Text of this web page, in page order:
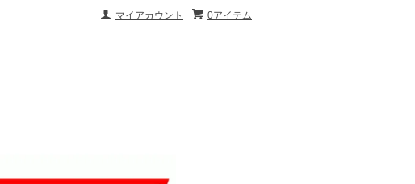
0アイテム
マイアカウント